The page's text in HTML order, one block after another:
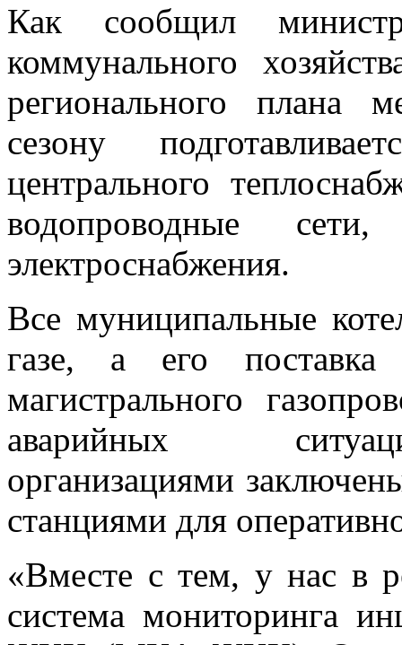
Как сообщил
коммунального
регионального плана
сезону
центрального
водопроводные
электроснабжения.
Все муниципальные
газе, а его поставка
магистрального
аварийных
организациями
станциями для
«Вместе с тем, у нас в
система мониторинга